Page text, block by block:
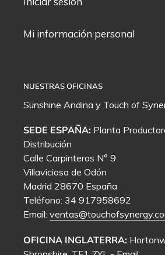
Mi información personal
NUESTRAS OFICINAS
Sunshine Andina y Touch of
SEDE ESPAÑA: Planta
Distribución
Calle Carpinteros N° 9
Villaviciosa de Odón
Madrid 28670 España
Teléfono: 34 917958692
Email:
OFICINA INGLATERRA: